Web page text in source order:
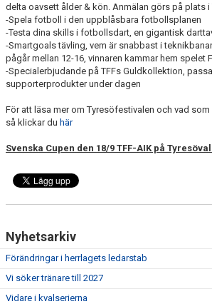
delta oavsett ålder & kön. Anmälan görs på plats i
-Spela fotboll i den uppblåsbara fotbollsplanen
-Testa dina skills i fotbollsdart, en gigantisk
-Smartgoals tävling, vem är snabbast i
pågår mellan 12-16, vinnaren kammar hem spelet
-Specialerbjudande på TFFs Guldkollektion,
supporterprodukter under dagen
För att läsa mer om Tyresöfestivalen och vad
så klickar du här
Svenska Cupen den 18/9 TFF-AIK på
Nyhetsarkiv
Förändringar i herrlagets ledarstab
Vi söker tränare till 2027
Vidare i kvalserierna